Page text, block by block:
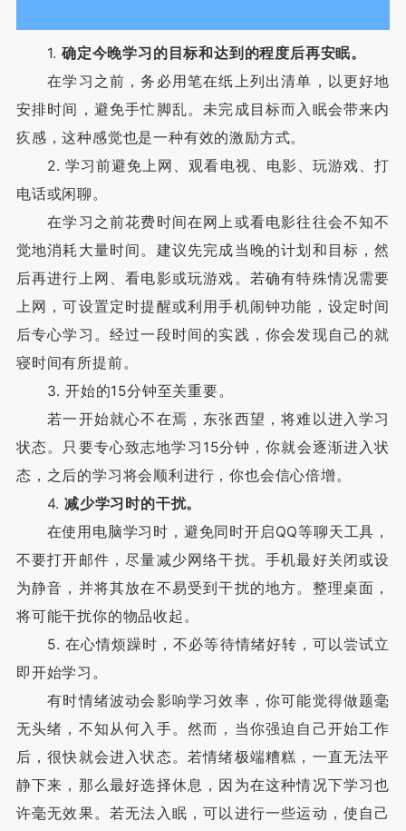
1. 确定今晚学习的目标和达到的程度后再安眠。
在学习之前，务必用笔在纸上列出清单，以更好地
安排时间，避免手忙脚乱。未完成目标而入眠会带来内
疚感，这种感觉也是一种有效的激励方式。
2. 学习前避免上网、观看电视、电影、玩游戏、打
电话或闲聊。
在学习之前花费时间在网上或看电影往往会不知不
觉地消耗大量时间。建议先完成当晚的计划和目标，然
后再进行上网、看电影或玩游戏。若确有特殊情况需要
上网，可设置定时提醒或利用手机闹钟功能，设定时间
后专心学习。经过一段时间的实践，你会发现自己的就
寝时间有所提前。
3. 开始的15分钟至关重要。
若一开始就心不在焉，东张西望，将难以进入学习
状态。只要专心致志地学习15分钟，你就会逐渐进入状
态，之后的学习将会顺利进行，你也会信心倍增。
4. 减少学习时的干扰。
在使用电脑学习时，避免同时开启QQ等聊天工具，
不要打开邮件，尽量减少网络干扰。手机最好关闭或设
为静音，并将其放在不易受到干扰的地方。整理桌面，
将可能干扰你的物品收起。
5. 在心情烦躁时，不必等待情绪好转，可以尝试立
即开始学习。
有时情绪波动会影响学习效率，你可能觉得做题毫
无头绪，不知从何入手。然而，当你强迫自己开始工作
后，很快就会进入状态。若情绪极端糟糕，一直无法平
静下来，那么最好选择休息，因为在这种情况下学习也
许毫无效果。若无法入眠，可以进行一些运动，使自己